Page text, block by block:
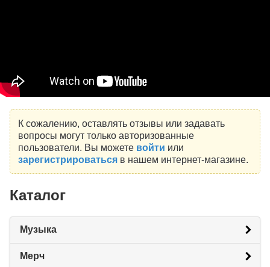
К сожалению, оставлять отзывы или задавать
вопросы могут только авторизованные
пользователи. Вы можете войти или
зарегистрироватьсяв нашем интернет-магазине.
Каталог
Музыка
Мерч